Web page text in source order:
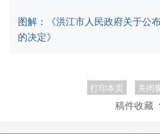
图解：《洪江市人民政府关于公
的决定》
打印本页 关闭
稿件收藏